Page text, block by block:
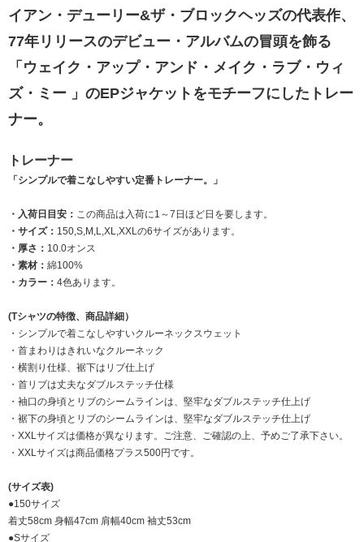
イアン・デューリー&ザ・ブロックヘッズの代表作、
77年リリースのデビュー・アルバムの冒頭を飾る
「ウェイク・アップ・アンド・メイク・ラブ・ウィ
ズ・ミー 」のEPジャケットをモチーフにしたトレー
ナー。
トレーナー
「シンプルで着こなしやすい定番トレーナー。」
・入荷日目安： この商品は入荷に1～7日ほど日を要します。
・サイズ： 150,S,M,L,XL,XXLの6サイズがあります。
・厚さ： 10.0オンス
・素材： 綿100%
・カラー： 4色あります。
(Tシャツの特徴、商品詳細）
・シンプルで着こなしやすいクルーネックスウェット
・首まわりはきれいなクルーネック
・横割り仕様、裾下はリブ仕上げ
・首リブは丈夫なダブルステッチ仕様
・袖口の身頃とリブのシームラインは、堅牢なダブルステッチ仕上げ
・裾下の身頃とリブのシームラインは、堅牢なダブルステッチ仕上げ
・XXLサイズは価格が異なります。ご注意、ご確認の上、予めご了承下さい。
・XXLサイズは商品価格プラス500円です。
(サイズ表)
●150サイズ
着丈58cm 身幅47cm 肩幅40cm 袖丈53cm
●Sサイズ